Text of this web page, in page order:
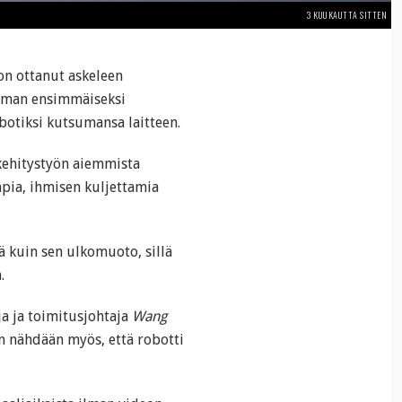
3 KUUKAUTTA SITTEN
ottanut askeleen
ensimmäiseksi
kutsumansa laitteen.
aiemmista
ihmisen kuljettamia
kuin sen ulkomuoto, sillä
ja toimitusjohtaja Wang
nähdään myös, että robotti